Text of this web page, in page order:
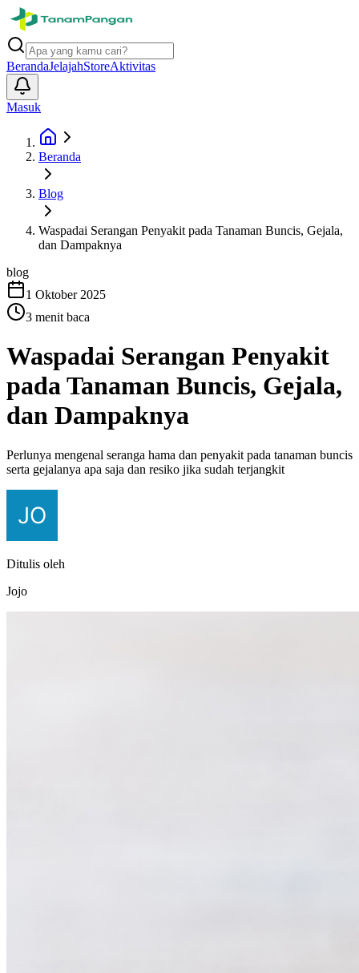
BerandaJelajahStoreAktivitas
Masuk
Beranda
Blog
Waspadai Serangan Penyakit pada Tanaman Buncis, Gejala,
dan Dampaknya
blog
1 Oktober 2025
3 menit baca
Waspadai Serangan Penyakit
pada Tanaman Buncis, Gejala,
dan Dampaknya
Perlunya mengenal seranga hama dan penyakit pada tanaman buncis
serta gejalanya apa saja dan resiko jika sudah terjangkit
Ditulis oleh
Jojo